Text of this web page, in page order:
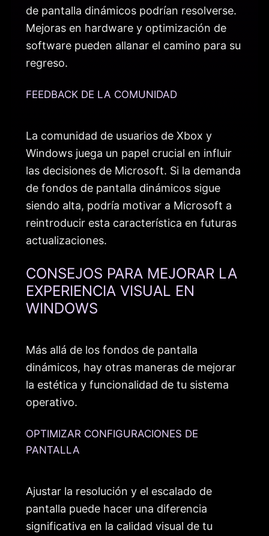
de pantalla dinámicos podrían resolverse.
Mejoras en hardware y optimización de
software pueden allanar el camino para su
regreso.
FEEDBACK DE LA COMUNIDAD
La comunidad de usuarios de Xbox y
Windows juega un papel crucial en influir
las decisiones de Microsoft. Si la demanda
de fondos de pantalla dinámicos sigue
siendo alta, podría motivar a Microsoft a
reintroducir esta característica en futuras
actualizaciones.
CONSEJOS PARA MEJORAR LA
EXPERIENCIA VISUAL EN
WINDOWS
Más allá de los fondos de pantalla
dinámicos, hay otras maneras de mejorar
la estética y funcionalidad de tu sistema
operativo.
OPTIMIZAR CONFIGURACIONES DE
PANTALLA
Ajustar la resolución y el escalado de
pantalla puede hacer una diferencia
significativa en la calidad visual de tu